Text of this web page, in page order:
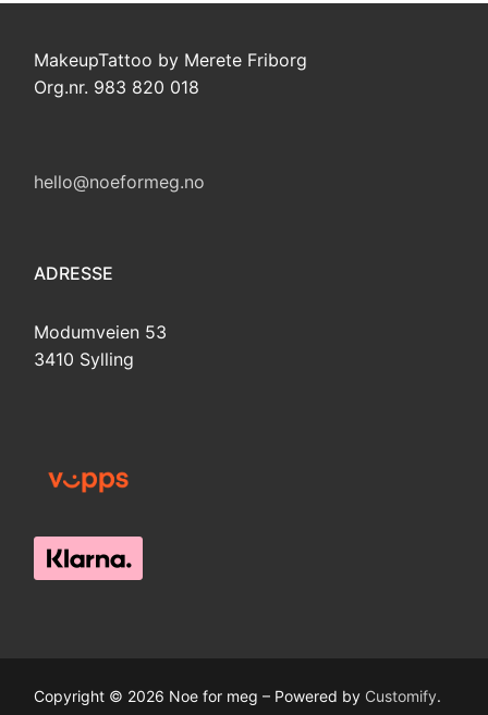
MakeupTattoo by Merete Friborg
Org.nr. 983 820 018
hello@noeformeg.no
ADRESSE
Modumveien 53
3410 Sylling
Copyright © 2026 Noe for meg – Powered by Customify.